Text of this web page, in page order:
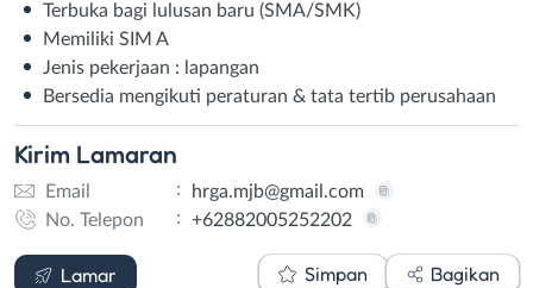
Terbuka bagi lulusan baru (SMA/SMK)
Memiliki SIM A
Jenis pekerjaan : lapangan
Bersedia mengikuti peraturan & tata tertib perusahaan
Kirim Lamaran
Email :
hrga.mjb@gmail.com
No. Telepon
: +62882005252202
Lamar
Email WhatsApp
Simpan Bagikan